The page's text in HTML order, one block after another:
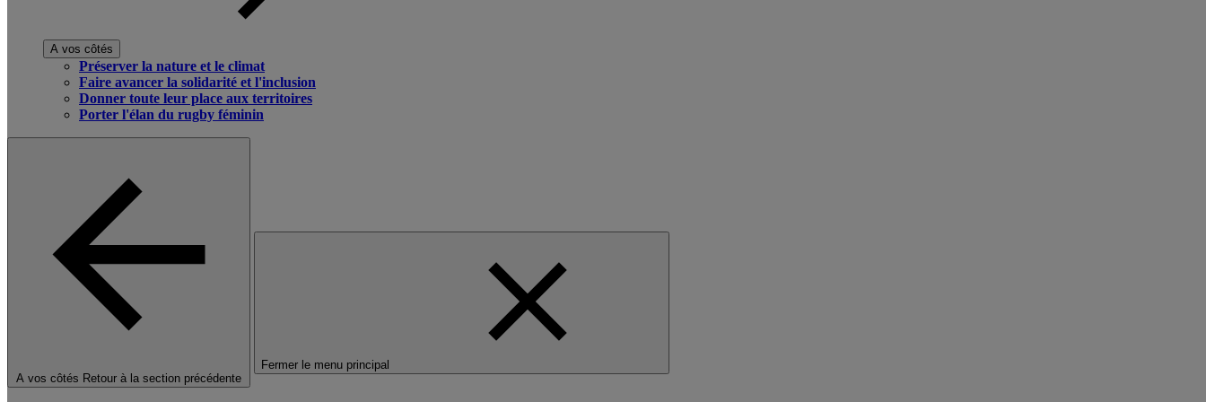
A vos côtés
Préserver la nature et le climat
Faire avancer la solidarité et l'inclusion
Donner toute leur place aux territoires
Porter l'élan du rugby féminin
A vos côtés Retour à la section précédente
Fermer le menu principal